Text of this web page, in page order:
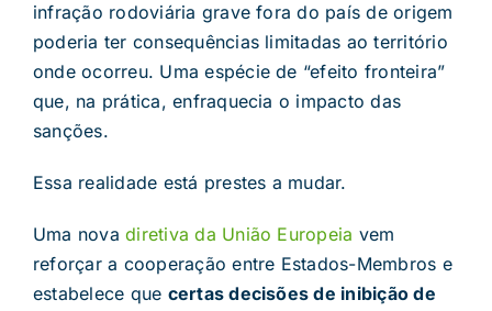
infração rodoviária grave fora do país de origem
poderia ter consequências limitadas ao território
onde ocorreu. Uma espécie de “efeito fronteira”
que, na prática, enfraquecia o impacto das
sanções.
Essa realidade está prestes a mudar.
Uma novadiretiva da União Europeia vem
reforçar a cooperação entre Estados-Membros e
estabelece que certas decisões de inibição de